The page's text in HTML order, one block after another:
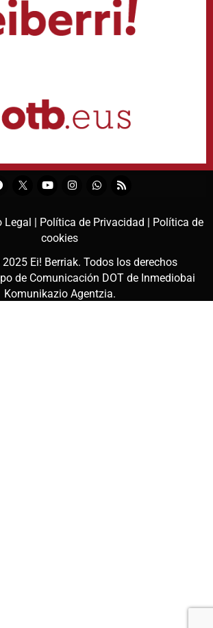
Legal | Política de Privacidad | Política de
cookies
2025 Ei! Berriak. Todos los derechos
de Comunicación DOT de Inmediobai
Komunikazio Agentzia.